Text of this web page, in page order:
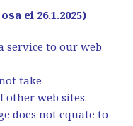
ei 26.1.2025)
service to our web
take
web sites.
does not equate to